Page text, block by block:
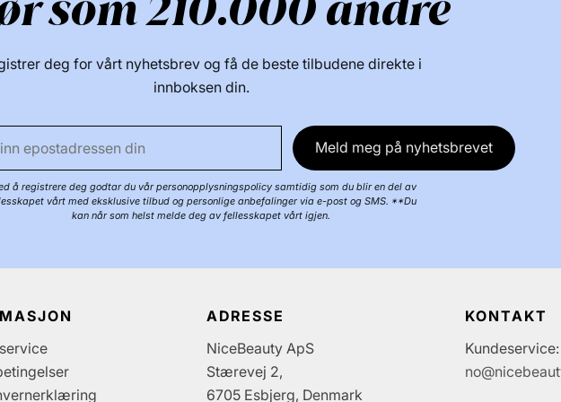
deg for vårt nyhetsbrev og få de beste tilbudene direkte i
innboksen din.
Meld meg på nyhetsbrevet
å registrere deg godtar du vår personopplysningspolicy samtidig som du blir en del av
vårt med eksklusive tilbud og personlige anbefalinger via e-post og SMS. **Du
kan når som helst melde deg av fellesskapet vårt igjen.
ADRESSE
NiceBeauty ApS
Stærevej 2,
6705 Esbjerg, Denmark
KONTAKT